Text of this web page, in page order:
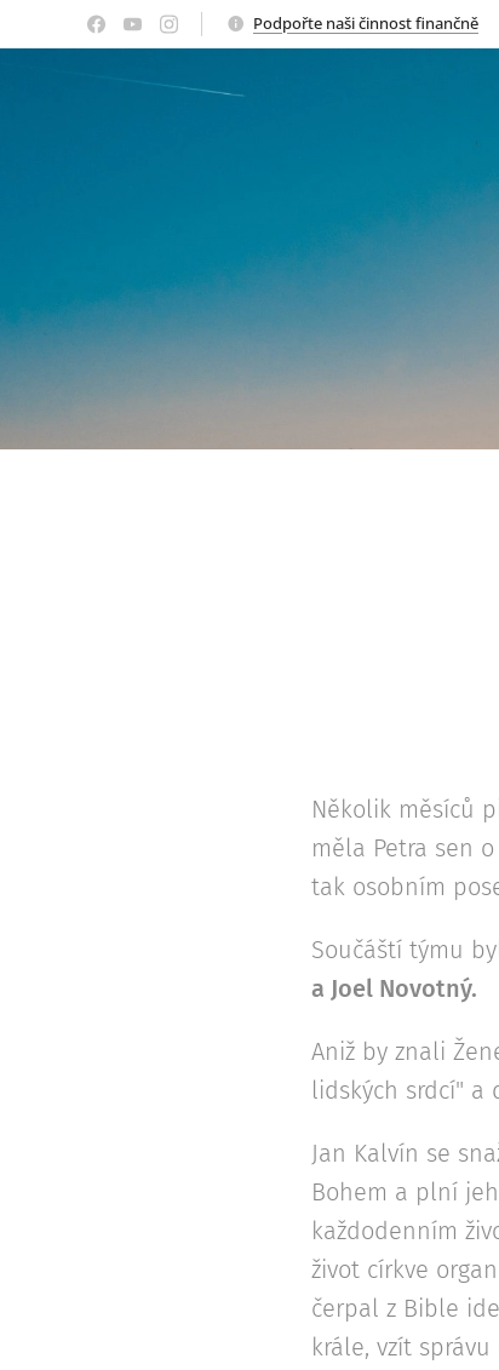
Podpořte naši činnost finančně
Několik měsíců
měla Petra sen
tak osobním
Součáští týmu
a Joel Novotný.
Aniž by znali
lidských srdcí" a
Jan Kalvín se
Bohem a plní
každodenním
život církve
čerpal z Bible
krále, vzít